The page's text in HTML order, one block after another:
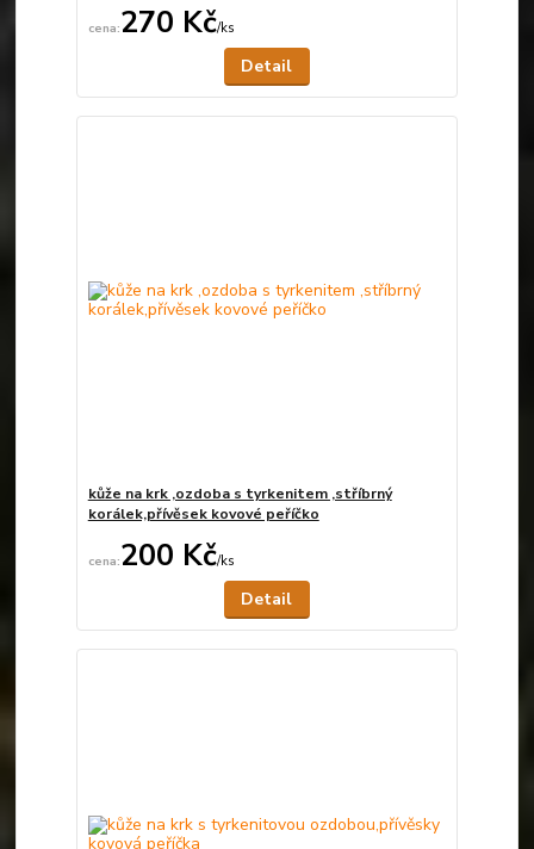
270 Kč/ks
Detail
kůže na krk ,ozdoba s tyrkenitem ,stříbrný
korálek,přívěsek kovové peříčko
200 Kč/ks
Detail